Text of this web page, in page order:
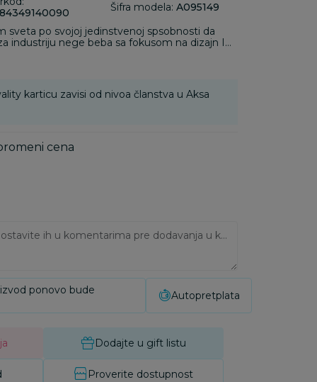
Šifra modela: A095149
sveta po svojoj jedinstvenoj spsobnosti da
industriju nege beba sa fokusom na dizajn I
funkcionalnost I ergonomija budu na čelu
dizajnu. Svi Beaba proizvodi su
tima proslavljenih dizajnera.
karticu zavisi od nivoa članstva u Aksa
cena
Ukoliko imate napomene, ostavite ih u komentarima pre dodavanja u korpu:
ponovo bude
Autopretplata
Dodajte u gift listu
Proverite dostupnost